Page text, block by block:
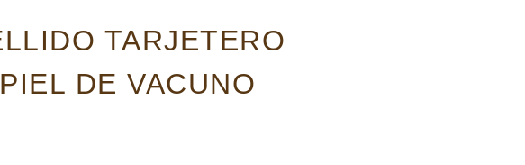
TARJETERO
DE VACUNO